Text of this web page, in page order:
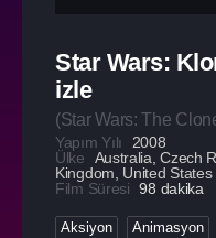
Star Wars:
izle
(Star Wars: The
Yapım Yılı
2008
Ülke
Australia ,Czech
Kingdom United States
Film Süresi 98 dakika
Aksiyon Animasyon